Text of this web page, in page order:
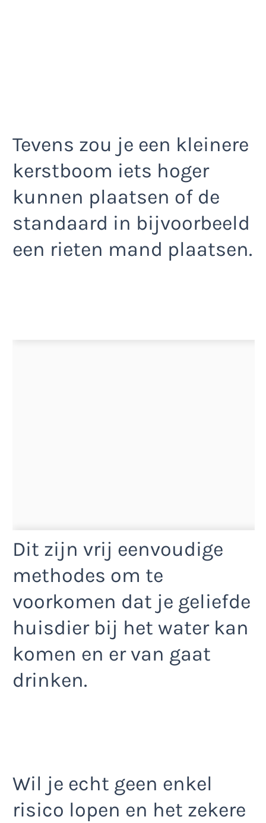
Tevens zou je een kleinere
kerstboom iets hoger
kunnen plaatsen of de
standaard in bijvoorbeeld
een rieten mand plaatsen.
Dit zijn vrij eenvoudige
methodes om te
voorkomen dat je geliefde
huisdier bij het water kan
komen en er van gaat
drinken.
Wil je echt geen enkel
risico lopen en het zekere